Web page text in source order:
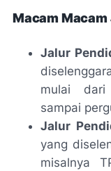
Macam
Jalur
mulai dari
sampai
Jalur
yang
misalnya